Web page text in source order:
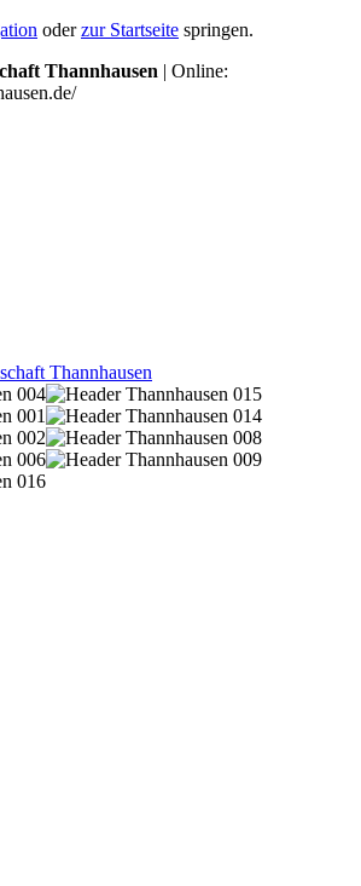
oderzur Startseite springen.
Thannhausen | Online: